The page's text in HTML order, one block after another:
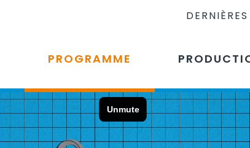
PROGRAMME